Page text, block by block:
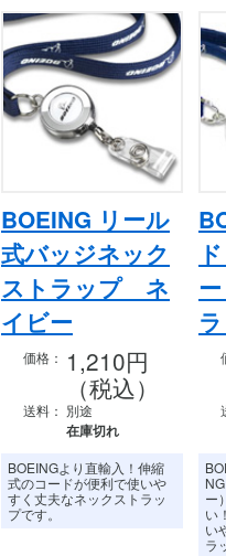
BOEING リール
式バッジネック
ストラップ ネ
イビー
価格： 1,210円
（税込）
送料： 別途
在庫切れ
BOEINGより直輸入！伸縮
式のコードが便利で使いや
すく丈夫なネックストラッ
プです。
ー
い
い
ラ